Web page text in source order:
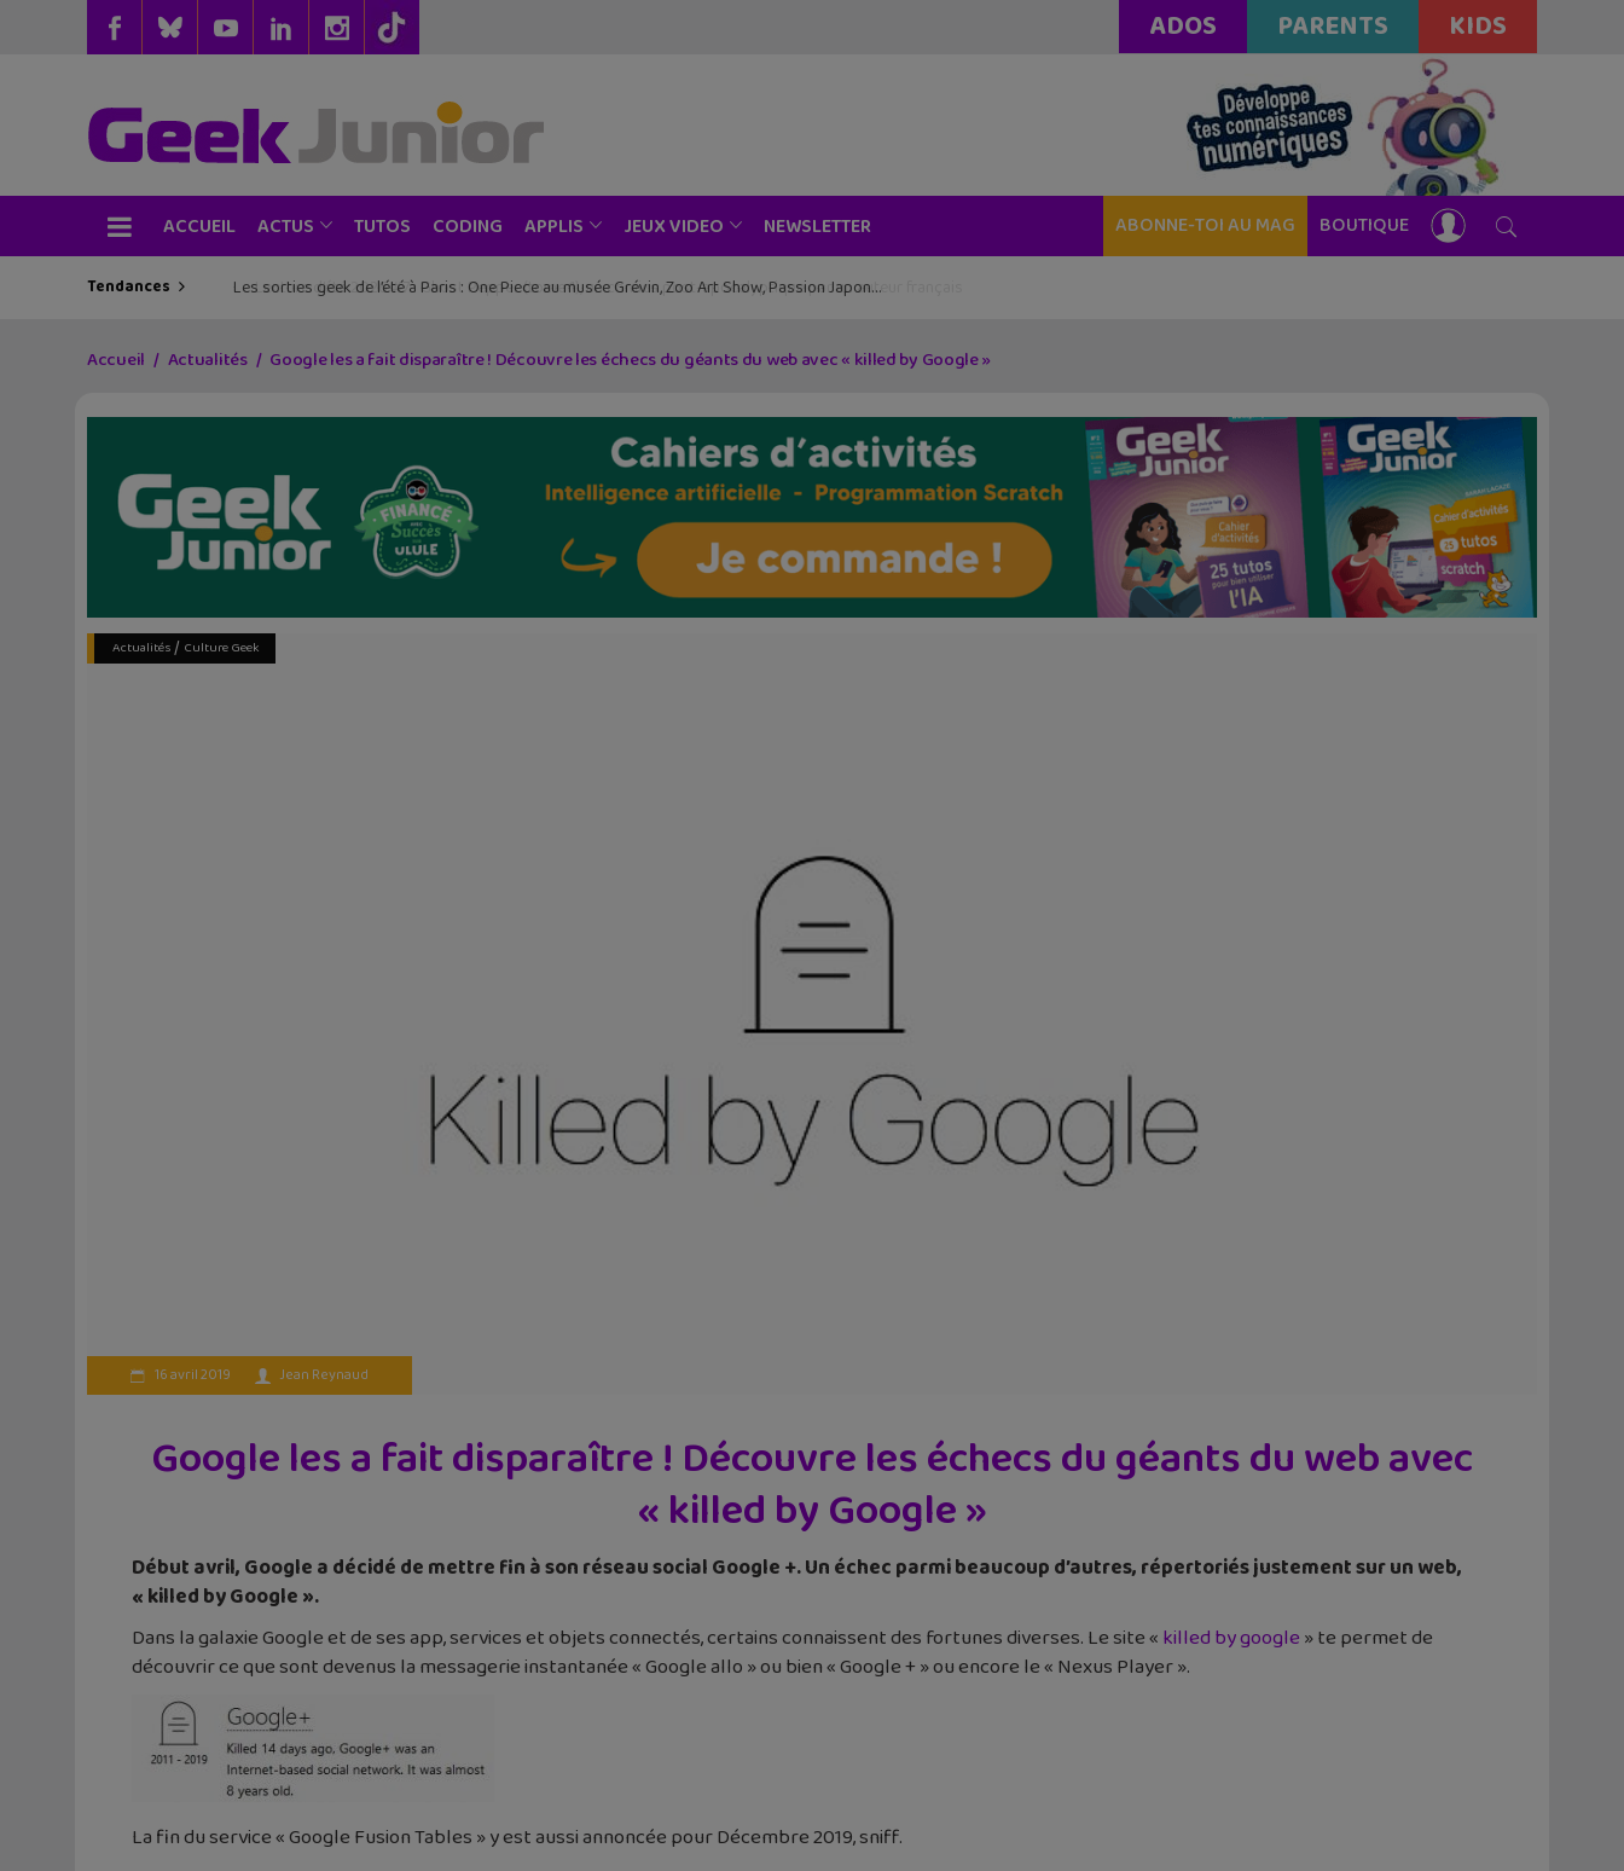
ADOS PARENTS KIDS
ACCUEIL ACTUS TUTOS CODING APPLIS JEUX VIDEO NEWSLETTER ABONNE-TOI AU MAG BOUTIQUE
Tendances Les sorties geek de l’été à Paris : One Piece au musée Grévin, Zoo Art Show, Passion Japon…
Accueil Actualités Google les a fait disparaître ! Découvre les échecs du géants du web avec « killed by Google »
Actualités/ Culture Geek
16 avril 2019 Jean Reynaud
Google les a fait disparaître ! Découvre les échecs du géants du web avec
« killed by Google »
Début avril, Google a décidé de mettre fin à son réseau social Google +. Un échec parmi beaucoup d’autres, répertoriés justement sur un web,
« killed by Google ».
Dans la galaxie Google et de ses app, services et objets connectés, certains connaissent des fortunes diverses. Le site «killed by google» te permet de
découvrir ce que sont devenus la messagerie instantanée « Google allo » ou bien « Google + » ou encore le « Nexus Player ».
La fin du service « Google Fusion Tables » y est aussi annoncée pour Décembre 2019, sniff.